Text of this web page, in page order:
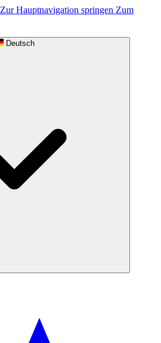
Zur Hauptnavigation springen Zum
Deutsch